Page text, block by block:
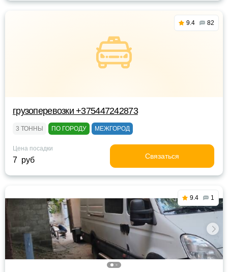
9.4 82
грузоперевозки +375447242873
3 ТОННЫ ПО ГОРОДУ МЕЖГОРОД
Цена посадки
7 руб Связаться
9.4 1